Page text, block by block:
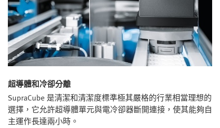
超導體和冷卻分離
SupraCube 是清潔和清潔度標準極其嚴格的行業相當理想的
選擇，它允許超導體單元與電冷卻器斷開連接，使其能夠自
主運作長達兩小時。